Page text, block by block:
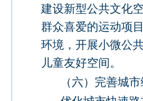
建设新型公共文化
群众喜爱的运动项
环境，开展小微公
儿童友好空间。
（六）完善城